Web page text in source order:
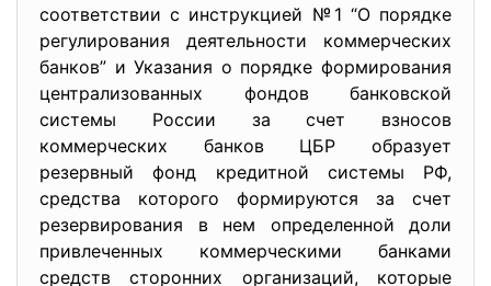
соответствии с инструкцией №1 “О порядке
регулирования деятельности коммерческих
банков” и Указания о порядке формирования
централизованных фондов банковской
системы России за счет взносов
коммерческих банков ЦБР образует
резервный фонд кредитной системы РФ,
средства которого формируются за счет
резервирования в нем определенной доли
привлеченных коммерческими банками
средств сторонних организаций, которые